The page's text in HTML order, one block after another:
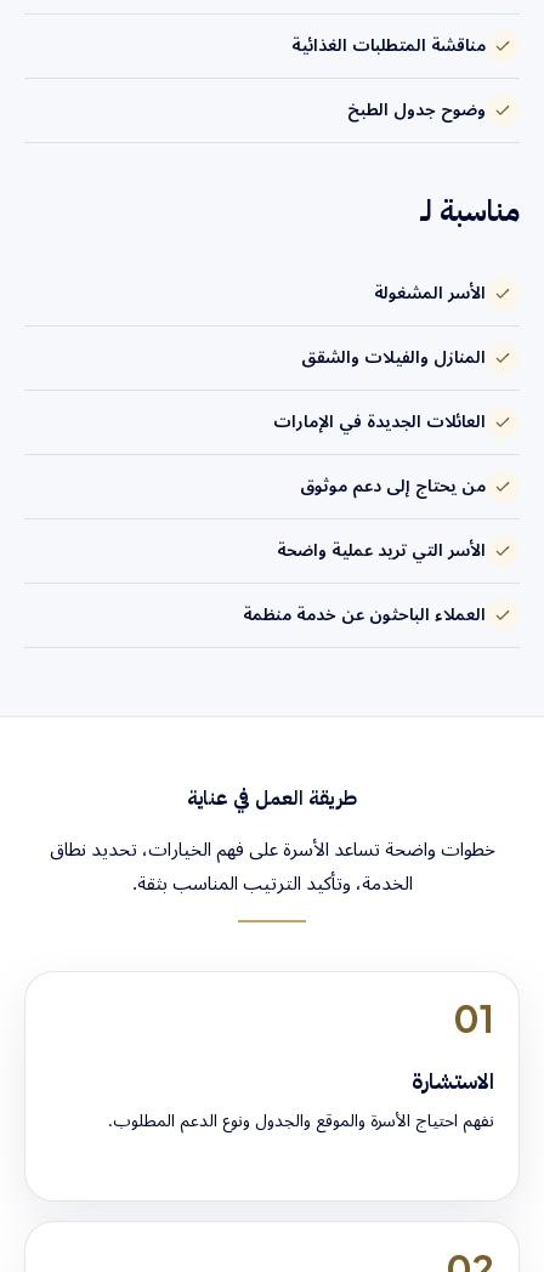
مناقشة المتطلبات الغذائية
وضوح جدول الطبخ
مناسبة لـ
الأسر المشغولة
المنازل والفيلات والشقق
العائلات الجديدة في الإمارات
من يحتاج إلى دعم موثوق
الأسر التي تريد عملية واضحة
العملاء الباحثون عن خدمة منظمة
طريقة العمل في عناية
خطوات واضحة تساعد الأسرة على فهم الخيارات، تحديد نطاق
الخدمة، وتأكيد الترتيب المناسب بثقة.
01
الاستشارة
نفهم احتياج الأسرة والموقع والجدول ونوع الدعم المطلوب.